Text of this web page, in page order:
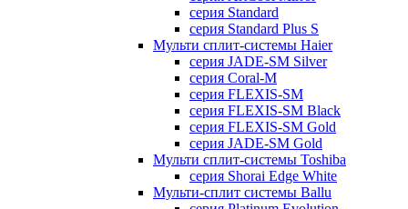
серия Standard
серия Standard Plus S
Мульти сплит-системы Haier
серия JADE-SM Silver
серия Coral-M
серия FLEXIS-SM
серия FLEXIS-SM Black
серия FLEXIS-SM Gold
серия JADE-SM Gold
Мульти сплит-системы Toshiba
серия Shorai Edge White
Мульти-сплит системы Ballu